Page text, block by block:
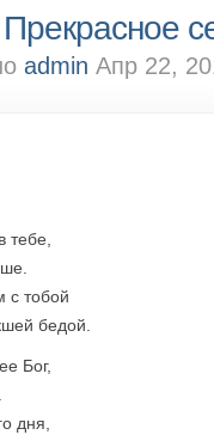
Прекрасное
admin Апр 22,
тебе,
с тобой
бедой.
Бог,
дня,